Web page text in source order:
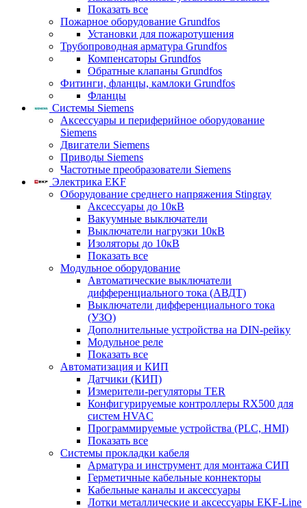
Показать все
Пожарное оборудование Grundfos
Установки для пожаротушения
Трубопроводная арматура Grundfos
Компенсаторы Grundfos
Обратные клапаны Grundfos
Фитинги, фланцы, камлоки Grundfos
Фланцы
Системы Siemens
Аксессуары и периферийное оборудование
Siemens
Двигатели Siemens
Приводы Siemens
Частотные преобразователи Siemens
Электрика EKF
Оборудование среднего напряжения Stingray
Аксессуары до 10кВ
Вакуумные выключатели
Выключатели нагрузки 10кВ
Изоляторы до 10кВ
Показать все
Модульное оборудование
Автоматические выключатели
дифференциального тока (АВДТ)
Выключатели дифференциального тока
(УЗО)
Дополнительные устройства на DIN-рейку
Модульное реле
Показать все
Автоматизация и КИП
Датчики (КИП)
Измерители-регуляторы TER
Конфигурируемые контроллеры RX500 для
систем HVAC
Программируемые устройства (PLC, HMI)
Показать все
Системы прокладки кабеля
Арматура и инструмент для монтажа СИП
Герметичные кабельные коннекторы
Кабельные каналы и аксессуары
Лотки металлические и аксессуары EKF-Line